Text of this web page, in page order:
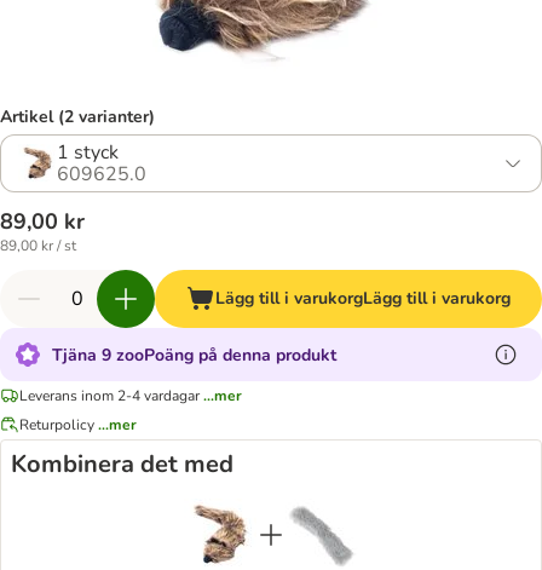
Artikel (2 varianter)
1 styck
609625.0
89,00 kr
89,00 kr / st
Lägg till i varukorgLägg till i varukorg
Tjäna 9 zooPoäng på denna produkt
Leverans inom 2-4 vardagar...mer
Returpolicy...mer
Kombinera det med